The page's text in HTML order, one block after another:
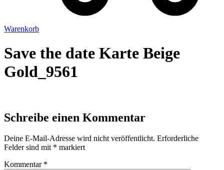
Warenkorb
Save the date Karte Beige
Gold_9561
Schreibe einen Kommentar
Deine E-Mail-Adresse wird nicht veröffentlicht. Erforderliche
Felder sind mit * markiert
Kommentar *